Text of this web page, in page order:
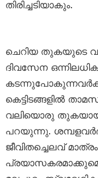
തിരിച്ചടിയാകും.
ചെറിയ തുകയുടെ
ദിവസേന
കെട്ടിടങ്ങളിൽ
വലിയൊരു
പറയുന്നു.
ജീവിതച്ചെലവ്